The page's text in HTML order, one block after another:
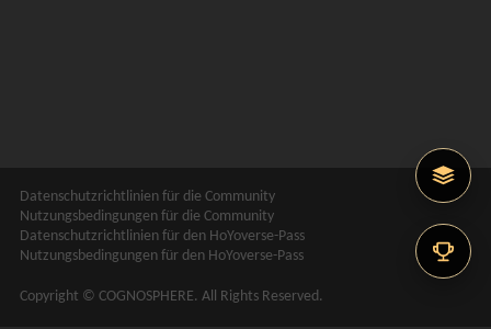
Datenschutzrichtlinien für die Community
Nutzungsbedingungen für die Community
Datenschutzrichtlinien für den HoYoverse-Pass
Nutzungsbedingungen für den HoYoverse-Pass
Copyright © COGNOSPHERE. All Rights Reserved.